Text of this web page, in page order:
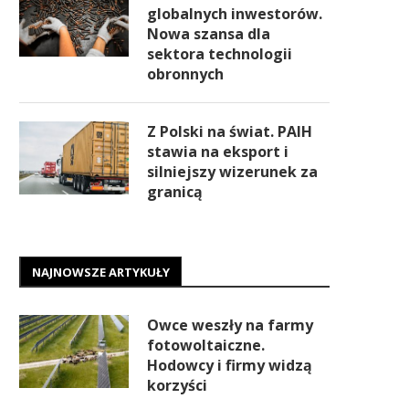
globalnych inwestorów.
Nowa szansa dla
sektora technologii
obronnych
Z Polski na świat. PAIH
stawia na eksport i
silniejszy wizerunek za
granicą
NAJNOWSZE ARTYKUŁY
Owce weszły na farmy
fotowoltaiczne.
Hodowcy i firmy widzą
korzyści